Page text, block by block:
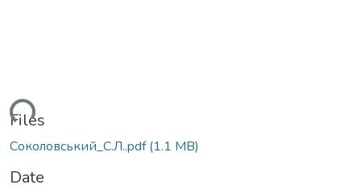
Files
Соколовський_С.Л..pdf(1.1 MB)
Date